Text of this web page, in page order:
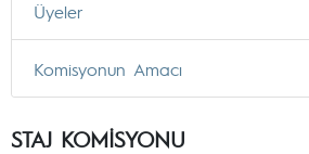
Üyeler
Komisyonun Amacı
STAJ KOMİSYONU